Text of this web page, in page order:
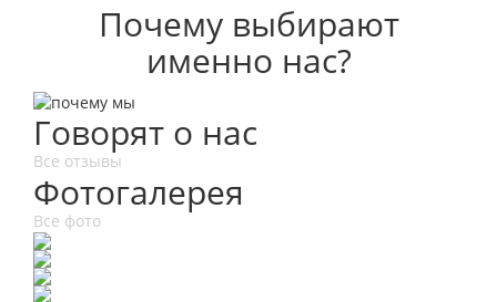
Почему выбирают
именно нас?
Говорят о нас
Все отзывы
Фотогалерея
Все фото